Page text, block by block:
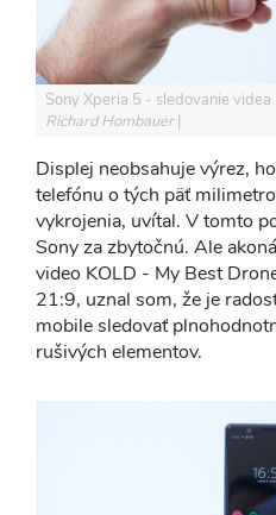
Sony Xperia 5 - sledovanie
Richard Hombauer
Displej neobsahuje výrez,
telefónu o tých päť
vykrojenia, uvítal. V tomto
Sony za zbytočnú. Ale
video KOLD - My Best
21:9, uznal som, že je
mobile sledovať
rušivých elementov.